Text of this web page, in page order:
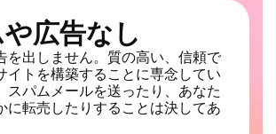
広告なし
を出しません。質の高い、信頼で
イトを構築することに専念してい
スパムメールを送ったり、あなた
に転売したりすることは決してあ